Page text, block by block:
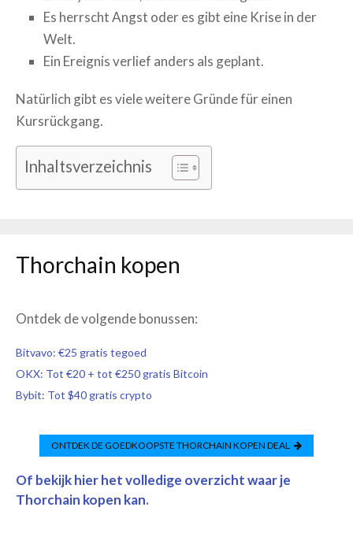
Es herrscht Angst oder es gibt eine Krise in der
Welt.
Ein Ereignis verlief anders als geplant.
Natürlich gibt es viele weitere Gründe für einen
Kursrückgang.
Inhaltsverzeichnis
Thorchain kopen
Ontdek de volgende bonussen:
Bitvavo: €25 gratis tegoed
OKX: Tot €20 + tot €250 gratis Bitcoin
Bybit: Tot $40 gratis crypto
ONTDEK DE GOEDKOOPSTE THORCHAIN KOPEN DEAL
Of bekijk hier het volledige overzicht waar je
Thorchain kopen kan.